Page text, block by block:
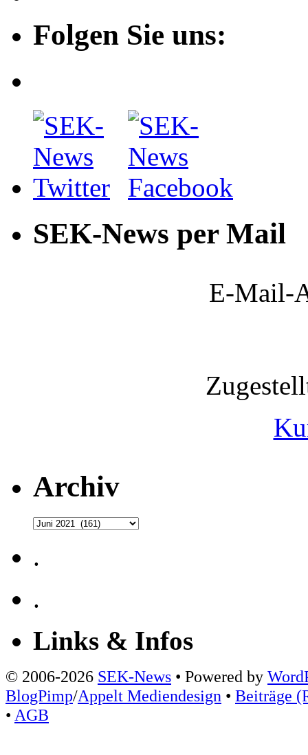
Folgen Sie uns:
SEK-News per Mail
E-Mail-
Archiv
Archiv
.
.
Links & Infos
© 2006-2026 SEK-News • Powered by
BlogPimp/Appelt Mediendesign • Beiträge
• AGB